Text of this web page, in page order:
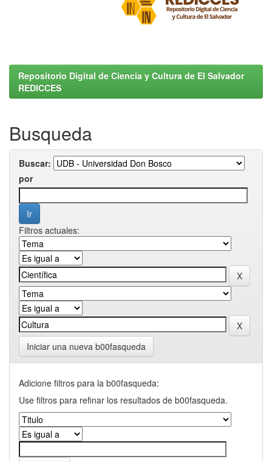
Repositorio Digital de Ciencia y Cultura de El Salvador
REDICCES
Busqueda
Buscar:
por
Filtros actuales:
Iniciar una nueva b00fasqueda
Adicione filtros para la b00fasqueda:
Use filtros para refinar los resultados de b00fasqueda.